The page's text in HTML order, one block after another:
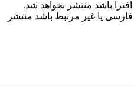
باشد منتشر نخواهد شد.
فارسی یا غیر مرتبط باشد منتشر